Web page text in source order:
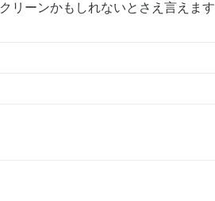
リーンかもしれないとさえ言えます